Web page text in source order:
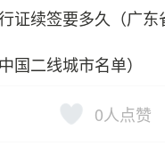
证续签要多久（广东
国二线城市名单）
0人点赞